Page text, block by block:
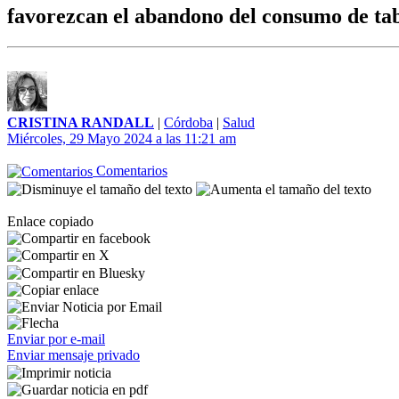
favorezcan el abandono del consumo de
CRISTINA RANDALL | Córdoba | Salud
Miércoles, 29 Mayo 2024 a las 11:21 am
Comentarios
Enlace copiado
Enviar por e-mail
Enviar mensaje privado